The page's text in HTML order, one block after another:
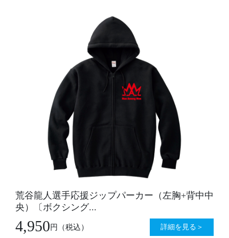
荒谷龍人選手応援ジップパーカー（左胸+背中中
央）〔ボクシング...
4,950円 （税込） 詳細を見る＞